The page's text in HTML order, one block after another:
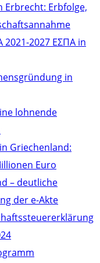
Erbrecht: Erbfolge,
2021-2027 ΕΣΠΑ in
in
lohnende
Griechenland:
Euro
– deutliche
der e-Akte